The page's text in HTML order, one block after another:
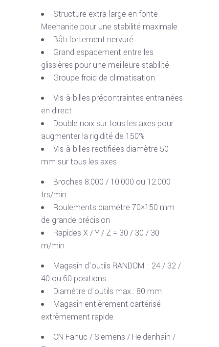
Structure extra-large en fonte
Meehanite pour une stabilité maximale
Bâti fortement nervuré
Grand espacement entre les
glissières pour une meilleure stabilité
Groupe froid de climatisation
Vis-à-billes précontraintes entrainées
en direct
Double noix sur tous les axes pour
augmenter la rigidité de 150%
Vis-à-billes rectifiées diamètre 50
mm sur tous les axes
Broches 8.000 / 10.000 ou 12.000
trs/min
Roulements diamètre 70×150 mm
de grande précision
Rapides X / Y / Z = 30 / 30 / 30
m/min
Magasin d’outils RANDOM : 24 / 32 /
40 ou 60 positions
Diamètre d’outils max : 80 mm
Magasin entièrement cartérisé
extrêmement rapide
CN Fanuc / Siemens / Heidenhain /